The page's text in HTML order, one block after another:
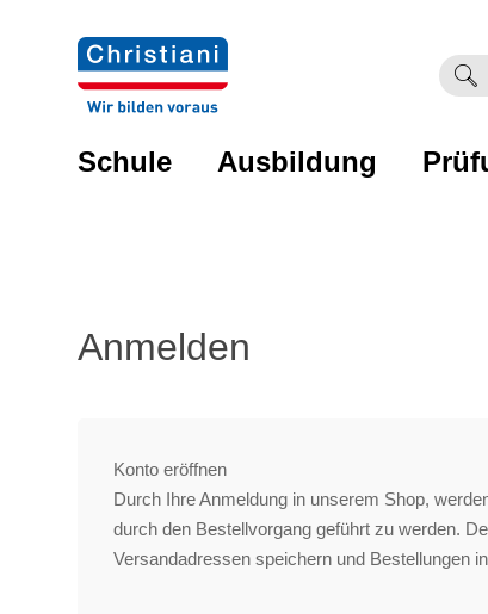
Schule Ausbildung
Anmelden
Konto eröffnen
Durch Ihre Anmeldung in unserem Shop,
durch den Bestellvorgang geführt zu werden.
Versandadressen speichern und Bestellungen